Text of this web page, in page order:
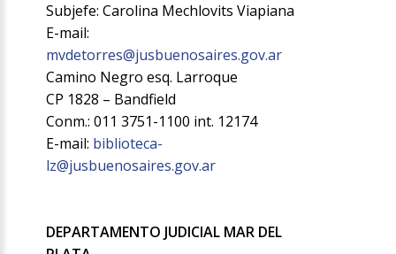
Subjefe: Carolina Mechlovits Viapiana
E-mail:
mvdetorres@jusbuenosaires.gov.ar
Camino Negro esq. Larroque
CP 1828 – Bandfield
Conm.: 011 3751-1100 int. 12174
E-mail: biblioteca-
lz@jusbuenosaires.gov.ar
DEPARTAMENTO JUDICIAL MAR DEL